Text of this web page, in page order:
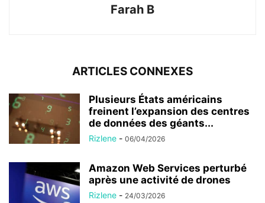
Farah B
ARTICLES CONNEXES
Plusieurs États américains
freinent l’expansion des centres
de données des géants...
Rizlene - 06/04/2026
Amazon Web Services perturbé
après une activité de drones
Rizlene - 24/03/2026